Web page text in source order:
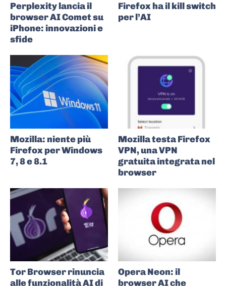
Perplexity lancia il
browser AI Comet su
iPhone: innovazioni e
sfide
Firefox ha il kill switch
per l’AI
Mozilla: niente più
Firefox per Windows
7, 8 e 8.1
Mozilla testa Firefox
VPN, una VPN
gratuita integrata nel
browser
Tor Browser rinuncia
alle funzionalità AI di
Opera Neon: il
browser AI che